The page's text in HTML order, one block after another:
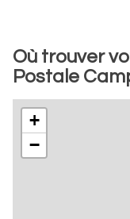
Où trouver
Postale
+
−